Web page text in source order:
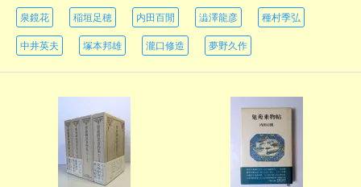
泉鏡花 稲垣足穂 内田百閒 澁澤龍彦 種村季弘
中井英夫 塚本邦雄 瀧口修造 夢野久作